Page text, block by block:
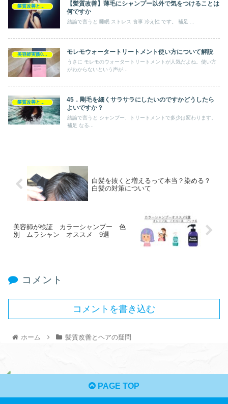
髪質改善とヘアの疑問
【髪質改善】薄毛にシャンプー以外で気をつけることは
何ですか
結論で言うと 睡眠 ストレス 食事 冷え性 です。 補足 ...
美容師実践0円ヘアケア モレモウォータートリートメント使い方について解説
うさに モレモのウォータートリートメントが人気だよね。使い方
がわからないという声が...
髪質改善とヘアの疑問
45．剛毛を細くサラサラにしたいのですかどうしたら
よいですか？
結論で言うと シャンプー、トリートメントで多少は変わります。
補足 なる...
白髪を抜くと増えるって本当？染める？
白髪の対策について
美容師が検証 カラーシャンプー 色
別 ムラシャン オススメ 9選
コメント
コメントを書き込む
ホーム 髪質改善とヘアの疑問
PAGE TOP